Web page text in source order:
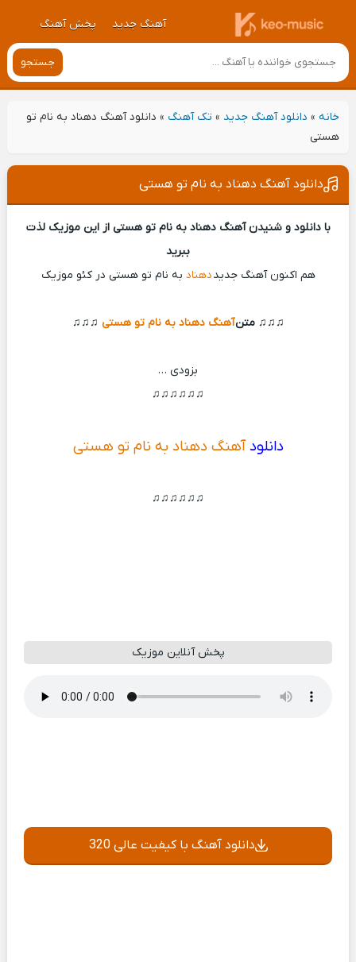
آهنگ جدید پخش آهنگ
جستجو
خانه» دانلود آهنگ جدید » تک آهنگ » دانلود آهنگ دهناد به نام تو
هستی
دانلود آهنگ دهناد به نام تو هستی
با دانلود و شنیدن آهنگ دهناد به نام تو هستی از این موزیک لذت
ببرید
هم اکنون آهنگ جدیددهناد به نام تو هستی در کئو موزیک
♫♫♫ متنآهنگ دهناد به نام تو هستی ♫♫♫
بزودی …
♫♫♫♫♫♫
دانلودآهنگ دهناد به نام تو هستی
♫♫♫♫♫♫
پخش آنلاین موزیک
دانلود آهنگ با کیفیت عالی 320